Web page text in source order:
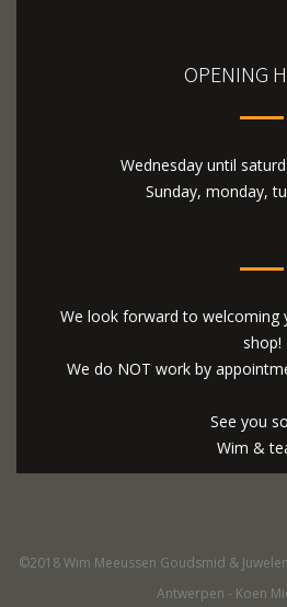
OPENING
Wednesday until
Sunday, monday,
We look forward to welcoming
shop!
We do NOT work by
See you
Wim &
©2018 Wim Meeussen Goudsmid & Juwelen
Antwerpen - Koen